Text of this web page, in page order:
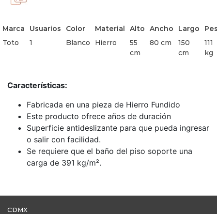
Marca Usuarios Color Material Alto Ancho Largo
Toto
1 Blanco Hierro
55
cm
80 cm
150
cm
111
kg
Características:
Fabricada en una pieza de Hierro Fundido
Este producto ofrece años de duración
Superficie antideslizante para que pueda ingresar
o salir con facilidad.
Se requiere que el baño del piso soporte una
carga de 391 kg/m².
CDMX